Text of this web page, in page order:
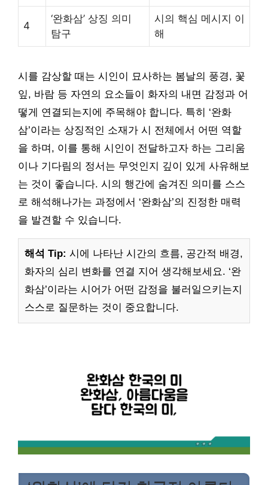
4
‘완화삼’ 상징 의미
탐구
시의 핵심 메시지 이
해
시를 감상할 때는 시인이 묘사하는 봄날의 풍경, 꽃
잎, 바람 등 자연의 요소들이 화자의 내면 감정과 어
떻게 연결되는지에 주목해야 합니다. 특히 ‘완화
삼’이라는 상징적인 소재가 시 전체에서 어떤 역할
을 하며, 이를 통해 시인이 전달하고자 하는 그리움
이나 기다림의 정서는 무엇인지 깊이 있게 사유해보
는 것이 좋습니다. 시의 행간에 숨겨진 의미를 스스
로 해석해나가는 과정에서 ‘완화삼’의 진정한 매력
을 발견할 수 있습니다.
해석 Tip: 시에 나타난 시간의 흐름, 공간적 배경,
화자의 심리 변화를 연결 지어 생각해보세요. ‘완
화삼’이라는 시어가 어떤 감정을 불러일으키는지
스스로 질문하는 것이 중요합니다.